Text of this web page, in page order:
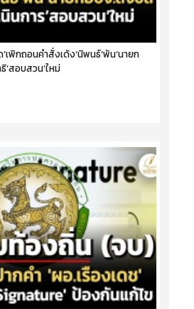
เพิกถอนคำสั่งเด้ง‘นิพนธ์’พ้น‘นายก
สอบสวน’ใหม่